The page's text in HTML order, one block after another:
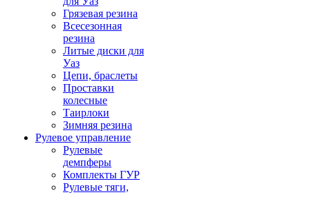
Грязевая резина
Всесезонная
резина
Литые диски для
Уаз
Цепи, браслеты
Проставки
колесные
Таирлоки
Зимняя резина
Рулевое управление
Рулевые
демпферы
Комплекты ГУР
Рулевые тяги,